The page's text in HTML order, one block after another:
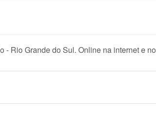
- Rio Grande do Sul. Online na internet e no